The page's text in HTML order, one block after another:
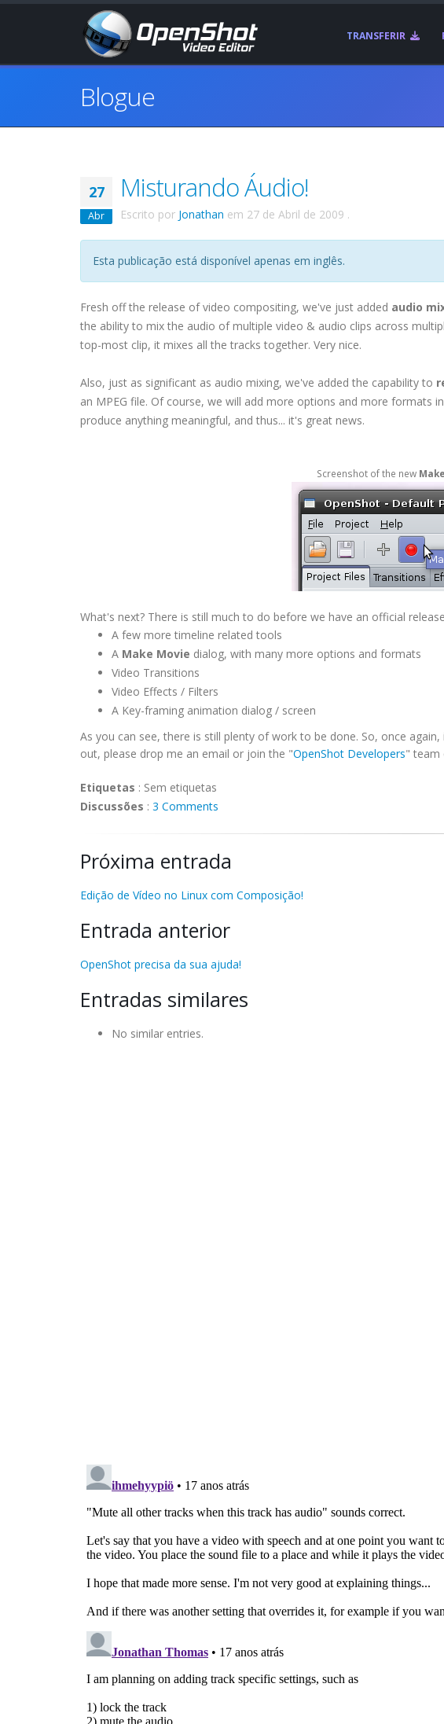
TRANSFERIR
Blogue
27
Abr
Misturando Áudio!
Escrito por Jonathan em 27 de Abril de 2009 .
Esta publicação está disponível apenas em inglês.
Fresh off the release of video compositing, we've just added audio
the ability to mix the audio of multiple video & audio clips across
top-most clip, it mixes all the tracks together. Very nice.
Also, just as significant as audio mixing, we've added the capability to
an MPEG file. Of course, we will add more options and more formats
produce anything meaningful, and thus... it's great news.
Screenshot of the new
What's next? There is still much to do before we have an official
A few more timeline related tools
A Make Movie dialog, with many more options and formats
Video Transitions
Video Effects / Filters
A Key-framing animation dialog / screen
As you can see, there is still plenty of work to be done. So, once
out, please drop me an email or join the "OpenShot Developers" team
Etiquetas : Sem etiquetas
Discussões : 3 Comments
Próxima entrada
Edição de Vídeo no Linux com Composição!
Entrada anterior
OpenShot precisa da sua ajuda!
Entradas similares
No similar entries.